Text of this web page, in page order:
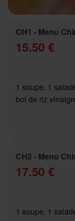
CH1 - Menu
15.50 €
1 soupe, 1
bol de riz
CH2 - Menu
17.50 €
1 soupe, 1